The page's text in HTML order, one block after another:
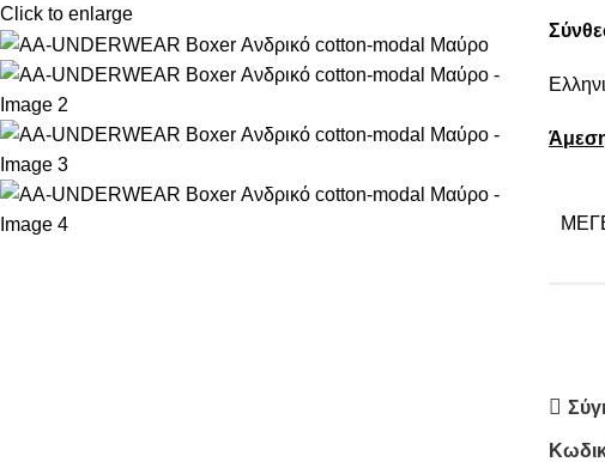
Click to enlarge